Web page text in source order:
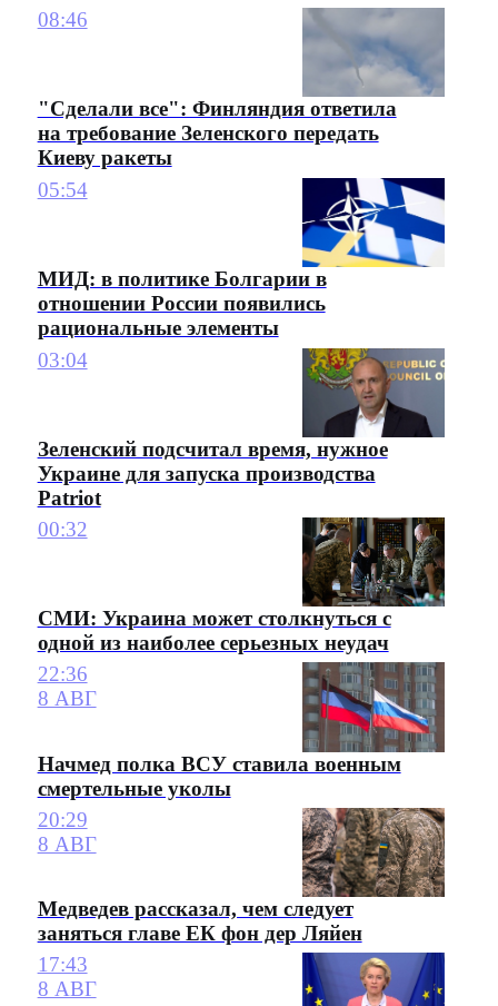
08:46
"Сделали все": Финляндия ответила
на требование Зеленского передать
Киеву ракеты
05:54
МИД: в политике Болгарии в
отношении России появились
рациональные элементы
03:04
Зеленский подсчитал время, нужное
Украине для запуска производства
Patriot
00:32
СМИ: Украина может столкнуться с
одной из наиболее серьезных неудач
22:36
8 АВГ
Начмед полка ВСУ ставила военным
смертельные уколы
20:29
8 АВГ
Медведев рассказал, чем следует
заняться главе ЕК фон дер Ляйен
17:43
8 АВГ